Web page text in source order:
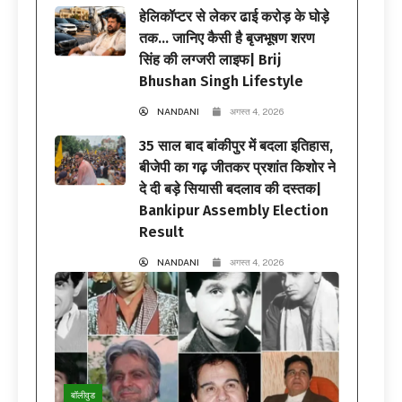
हेलिकॉप्टर से लेकर ढाई करोड़ के घोड़े
तक… जानिए कैसी है बृजभूषण शरण
सिंह की लग्जरी लाइफ| Brij
Bhushan Singh Lifestyle
NANDANI अगस्त 4, 2026
35 साल बाद बांकीपुर में बदला इतिहास,
बीजेपी का गढ़ जीतकर प्रशांत किशोर ने
दे दी बड़े सियासी बदलाव की दस्तक|
Bankipur Assembly Election
Result
NANDANI अगस्त 4, 2026
बॉलीवुड